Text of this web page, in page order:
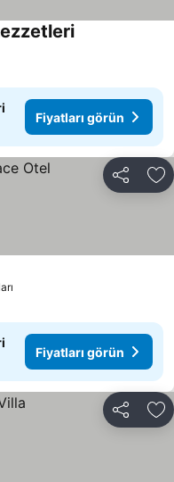
Fiyatları görün
Paylaş
Fiyatları görün
Paylaş